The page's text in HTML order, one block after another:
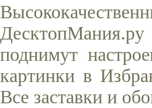
поднимут
картинки в
Все заставки и